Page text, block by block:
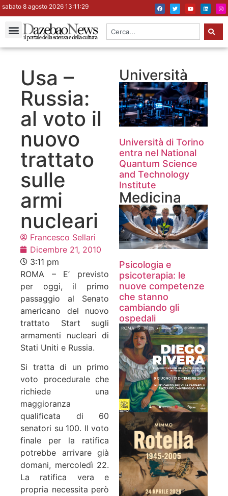
sabato 8 agosto 2026 13:11:30
Usa –
Russia:
al voto il
nuovo
trattato
sulle
armi
nucleari
Francesco Sellari
Dicembre 21, 2010
3:11 pm
ROMA – E’ previsto
per oggi, il primo
passaggio al Senato
americano del nuovo
trattato Start sugli
armamenti nucleari di
Stati Uniti e Russia.
Si tratta di un primo
voto procedurale che
richiede una
maggioranza
qualificata di 60
senatori su 100. Il voto
finale per la ratifica
potrebbe arrivare già
domani, mercoledì 22.
La ratifica vera e
propria necessita però
Università
Università di Torino
entra nel National
Quantum Science
and Technology
Institute
Medicina
Psicologia e
psicoterapia: le
nuove competenze
che stanno
cambiando gli
ospedali